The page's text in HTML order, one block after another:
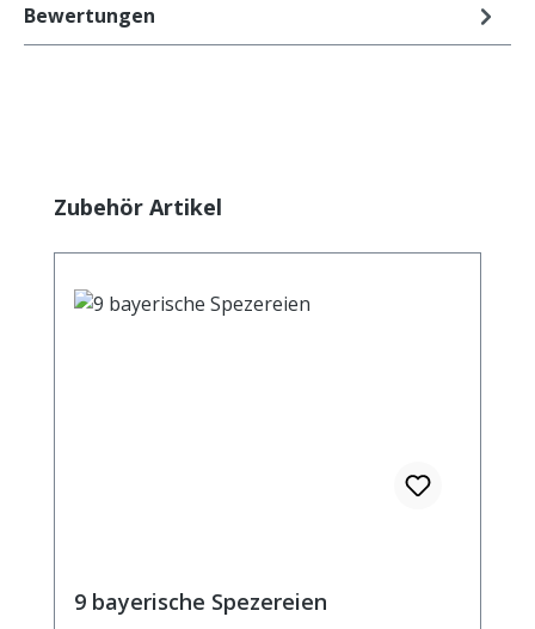
Bewertungen
Produktgalerie überspringen
Zubehör Artikel
9 bayerische Spezereien